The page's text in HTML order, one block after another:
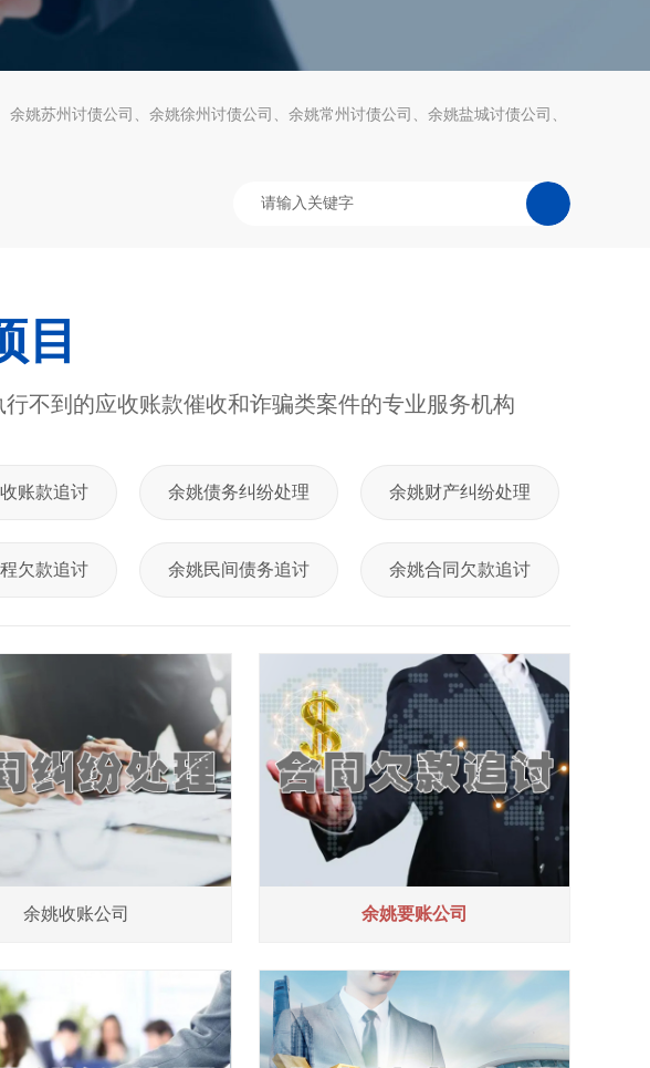
余姚苏州讨债公司 余姚徐州讨债公司 余姚常州讨债公司 余姚盐城讨债公司
目
不到的应收账款催收和诈骗类案件的专业服务机构
账款追讨 余姚债务纠纷处理 余姚财产纠纷处理
欠款追讨 余姚民间债务追讨 余姚合同欠款追讨
余姚收账公司 余姚要账公司